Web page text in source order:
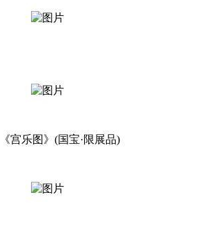
宫乐图》(国宝·限展品)